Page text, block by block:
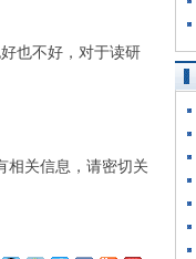
也不好，对于读研
关信息，请密切关